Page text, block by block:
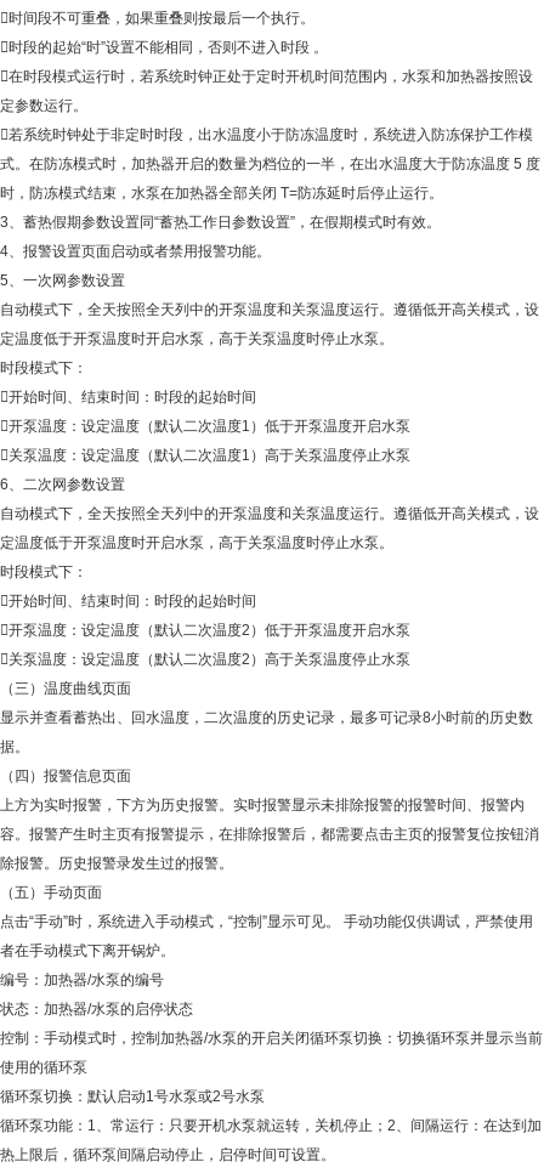
时间段不可重叠，如果重叠则按最后一个执行。
时段的起始“时”设置不能相同，否则不进入时段 。
在时段模式运行时，若系统时钟正处于定时开机时间范围内，水泵和加热器按照设
定参数运行。
若系统时钟处于非定时时段，出水温度小于防冻温度时，系统进入防冻保护工作模
式。在防冻模式时，加热器开启的数量为档位的一半，在出水温度大于防冻温度 5 度
时，防冻模式结束，水泵在加热器全部关闭 T=防冻延时后停止运行。
3、蓄热假期参数设置同“蓄热工作日参数设置”，在假期模式时有效。
4、报警设置页面启动或者禁用报警功能。
5、一次网参数设置
自动模式下，全天按照全天列中的开泵温度和关泵温度运行。遵循低开高关模式，设
定温度低于开泵温度时开启水泵，高于关泵温度时停止水泵。
时段模式下：
开始时间、结束时间：时段的起始时间
开泵温度：设定温度（默认二次温度1）低于开泵温度开启水泵
关泵温度：设定温度（默认二次温度1）高于关泵温度停止水泵
6、二次网参数设置
自动模式下，全天按照全天列中的开泵温度和关泵温度运行。遵循低开高关模式，设
定温度低于开泵温度时开启水泵，高于关泵温度时停止水泵。
时段模式下：
开始时间、结束时间：时段的起始时间
开泵温度：设定温度（默认二次温度2）低于开泵温度开启水泵
关泵温度：设定温度（默认二次温度2）高于关泵温度停止水泵
（三）温度曲线页面
显示并查看蓄热出、回水温度，二次温度的历史记录，最多可记录8小时前的历史数
据。
（四）报警信息页面
上方为实时报警，下方为历史报警。实时报警显示未排除报警的报警时间、报警内
容。报警产生时主页有报警提示，在排除报警后，都需要点击主页的报警复位按钮消
除报警。历史报警录发生过的报警。
（五）手动页面
点击“手动”时，系统进入手动模式，“控制”显示可见。 手动功能仅供调试，严禁使用
者在手动模式下离开锅炉。
编号：加热器/水泵的编号
状态：加热器/水泵的启停状态
控制：手动模式时，控制加热器/水泵的开启关闭循环泵切换：切换循环泵并显示当前
使用的循环泵
循环泵切换：默认启动1号水泵或2号水泵
循环泵功能：1、常运行：只要开机水泵就运转，关机停止；2、间隔运行：在达到加
热上限后，循环泵间隔启动停止，启停时间可设置。